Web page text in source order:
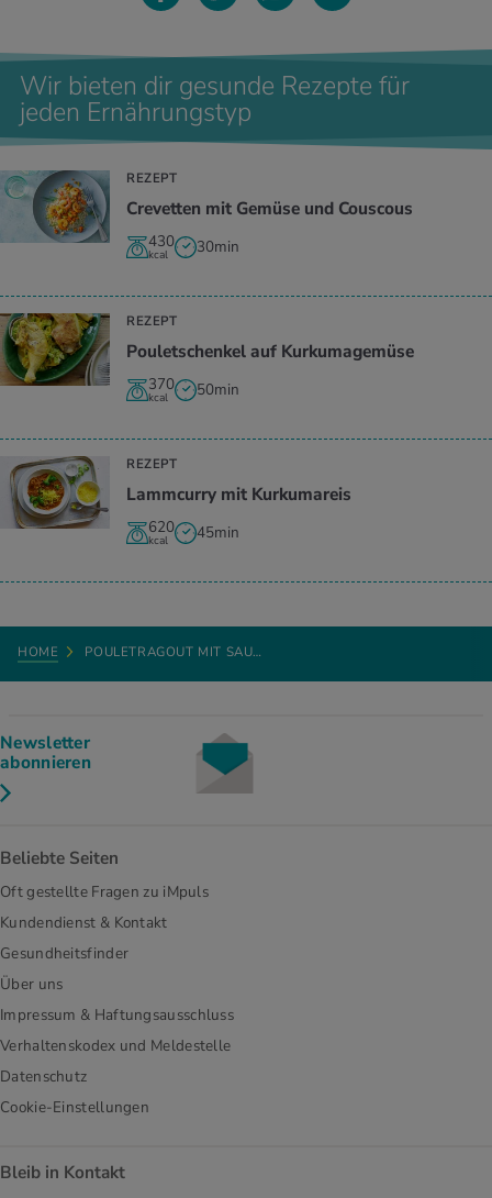
Wir bieten dir gesunde Rezepte für
jeden Ernährungstyp
REZEPT
Crevetten mit Gemüse und Couscous
430
kcal 30min
REZEPT
Pouletschenkel auf Kurkumagemüse
370
kcal 50min
REZEPT
Lammcurry mit Kurkumareis
620
kcal 45min
HOME POULETRAGOUT MIT SAU…
Newsletter
abonnieren
Beliebte Seiten
Oft gestellte Fragen zu iMpuls
Kundendienst & Kontakt
Gesundheitsfinder
Über uns
Impressum & Haftungsausschluss
Verhaltenskodex und Meldestelle
Datenschutz
Cookie-Einstellungen
Bleib in Kontakt